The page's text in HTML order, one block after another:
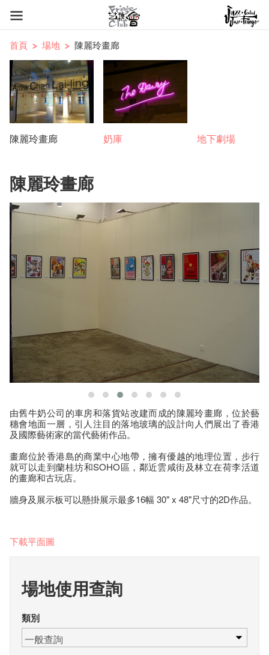
首頁 場地 陳麗玲畫廊
陳麗玲畫廊 奶庫 地下劇場
陳麗玲畫廊
由舊牛奶公司的車房和落貨站改建而成的陳麗玲畫廊，位於藝
穗會地面一層，引人注目的落地玻璃的設計向人們展出了香港
及國際藝術家的當代藝術作品。
畫廊位於香港島的商業中心地帶，擁有優越的地理位置，步行
就可以走到蘭桂坊和SOHO區，鄰近雲咸街及林立在荷李活道
的畫廊和古玩店。
牆身及展示板可以懸掛展示最多16幅 30" x 48"尺寸的2D作品。
下載平面圖
場地使用查詢
類別